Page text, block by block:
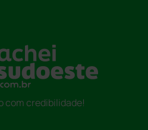
com credibilidade!